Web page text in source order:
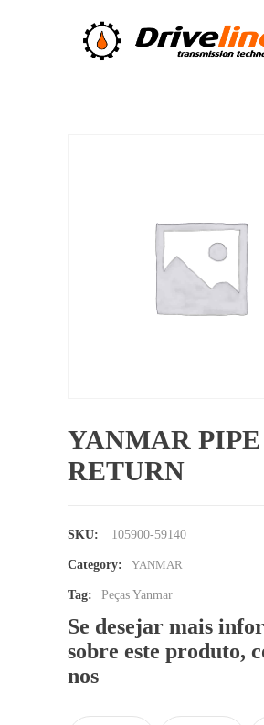
YANMAR PIPE
RETURN
SKU: 105900-59140
Category: YANMAR
Tag: Peças Yanmar
Se desejar mais
sobre este produto,
nos